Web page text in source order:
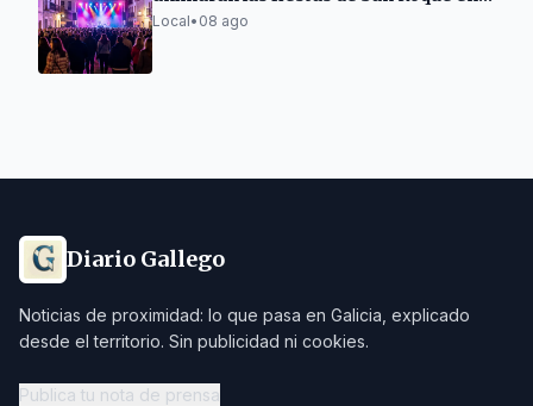
Caldas de Reis
Local• 08 ago
Diario Gallego
Noticias de proximidad: lo que pasa en Galicia, explicado
desde el territorio. Sin publicidad ni cookies.
Publica tu nota de prensa